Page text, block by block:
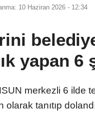
10 Haziran 2026 - 12:34
yapan
merkezli 6 ilde
tanıtıp